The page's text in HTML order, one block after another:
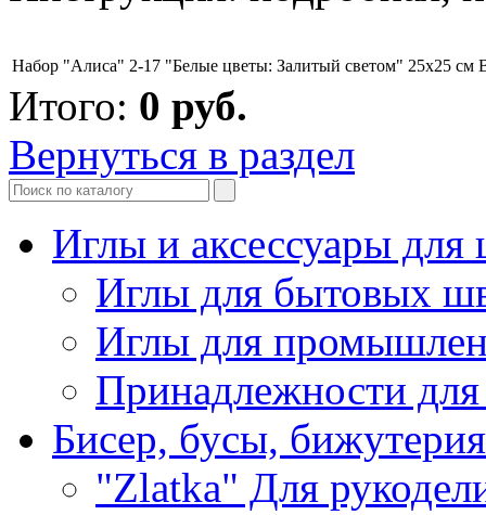
Набор "Алиса" 2-17 "Белые цветы: Залитый светом" 25х25 см
Итого: 0 руб.
Вернуться в раздел
Иглы и аксессуары
Иглы для бытовых
Иглы для
Принадлежности
Бисер, бусы, бижутерия
"Zlatka" Для